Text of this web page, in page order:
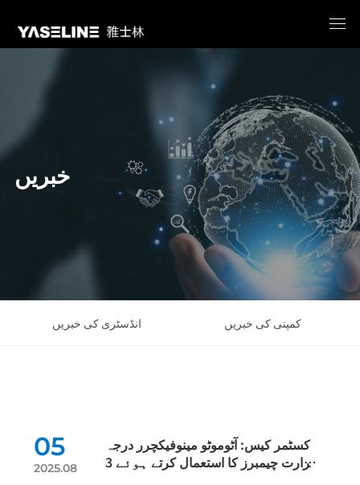
خبریں
انڈسٹری کی خبریں کمپنی کی خبریں
05
2025.08
کسٹمر کیس: آٹوموٹو مینوفیکچرر درجہ
حرارت چیمبرز کا استعمال کرتے ہوئے 3